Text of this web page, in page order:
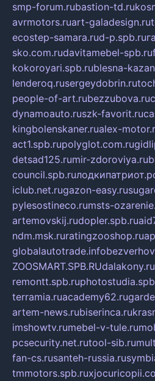
smp-forum.rubastion-td.ru
avrmotors.ruart-galadesign.ru
ecostep-samara.rud-p.spb.ru
sko.com.rudavitamebel-spb.ru
kokoroyari.spb.rublesna-
lenderoq.rusergeydobrin.ru
people-of-art.rubezzubova.ru
dynamoauto.ruszk-favorit.ru
kingbolenskaner.rualex-
act1.spb.rupolyglot.com.ru
detsad125.rumir-zdoroviya.ru
council.spb.ru
iclub.net.rugazon-easy.ru
pylesostineco.rumsts-
artemovskij.rudopler.spb.ru
ndm.msk.ruratingzooshop.ru
globalautotrade.info
ZOOSMART.SPB.RUdalakony.ru
remontt.spb.ru
terramia.ruacademy62.ru
artem-news.rubiserinca.ru
imshowtv.rumebel-v-tule.ru
pcsecurity.net.rutool-sib.ru
fan-cs.rusanteh-russia.ru
tmmotors.spb.ru